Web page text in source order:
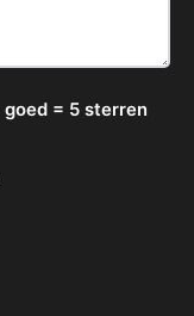
= 5 sterren